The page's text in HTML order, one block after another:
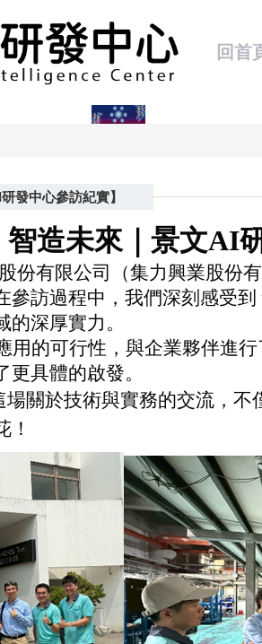
回首
發中心參訪紀實】
智造未來｜景文AI
份有限公司（集力興業股份
訪過程中，我們深刻感受到
深厚實力。
用的可行性，與企業夥伴進
具體的啟發。
場關於技術與實務的交流，
！